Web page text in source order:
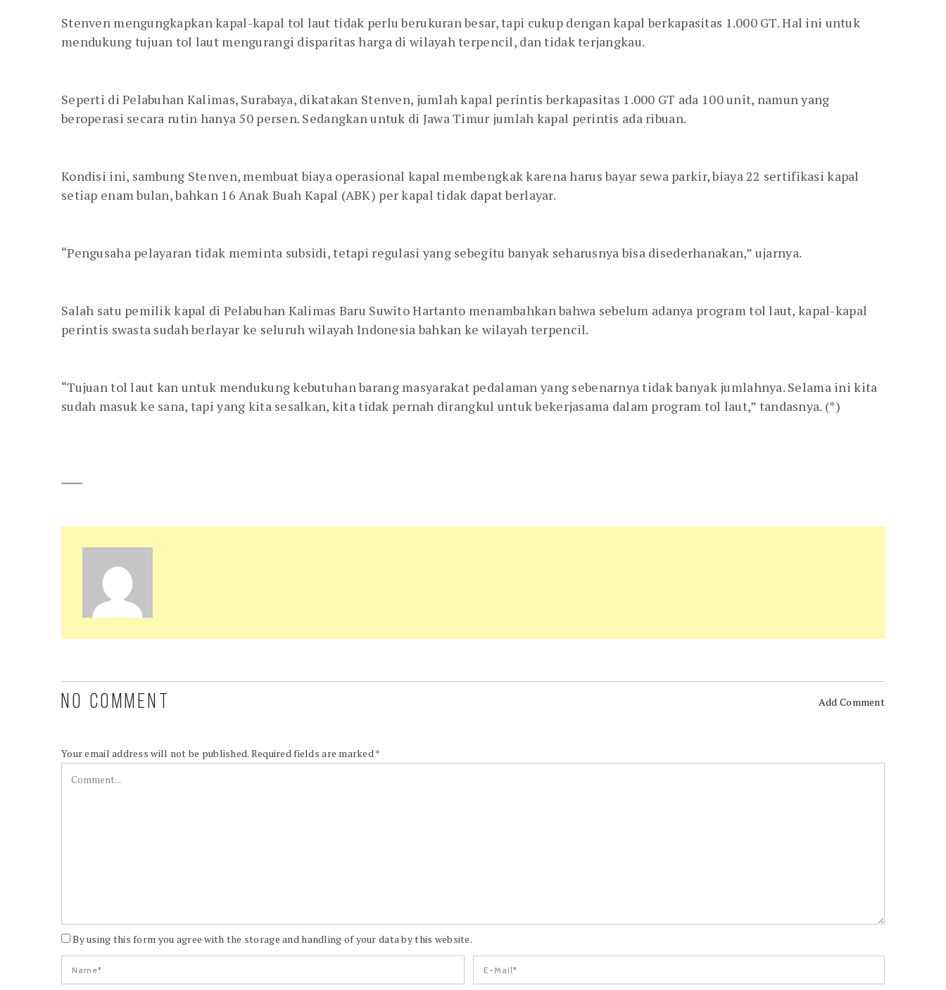
Stenven mengungkapkan kapal-kapal tol laut tidak perlu berukuran besar, tapi cukup dengan kapal berkapasitas 1.000 GT. Hal ini untuk
mendukung tujuan tol laut mengurangi disparitas harga di wilayah terpencil, dan tidak terjangkau.
Seperti di Pelabuhan Kalimas, Surabaya, dikatakan Stenven, jumlah kapal perintis berkapasitas 1.000 GT ada 100 unit, namun yang
beroperasi secara rutin hanya 50 persen. Sedangkan untuk di Jawa Timur jumlah kapal perintis ada ribuan.
Kondisi ini, sambung Stenven, membuat biaya operasional kapal membengkak karena harus bayar sewa parkir, biaya 22 sertifikasi kapal
setiap enam bulan, bahkan 16 Anak Buah Kapal (ABK) per kapal tidak dapat berlayar.
“Pengusaha pelayaran tidak meminta subsidi, tetapi regulasi yang sebegitu banyak seharusnya bisa disederhanakan,” ujarnya.
Salah satu pemilik kapal di Pelabuhan Kalimas Baru Suwito Hartanto menambahkan bahwa sebelum adanya program tol laut, kapal-kapal
perintis swasta sudah berlayar ke seluruh wilayah Indonesia bahkan ke wilayah terpencil.
“Tujuan tol laut kan untuk mendukung kebutuhan barang masyarakat pedalaman yang sebenarnya tidak banyak jumlahnya. Selama ini kita
sudah masuk ke sana, tapi yang kita sesalkan, kita tidak pernah dirangkul untuk bekerjasama dalam program tol laut,” tandasnya. (*)
NO COMMENT Add Comment
Your email address will not be published. Required fields are marked*
By using this form you agree with the storage and handling of your data by this website.